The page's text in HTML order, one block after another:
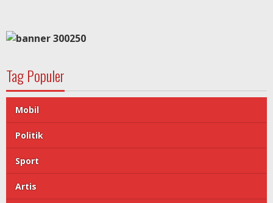
Tag Populer
Mobil
Politik
Sport
Artis